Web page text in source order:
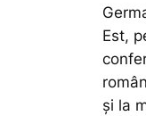
Est,
și la